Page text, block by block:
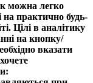
можна легко
на практично будь-
Цілі в аналітику
на кнопку/
вказати